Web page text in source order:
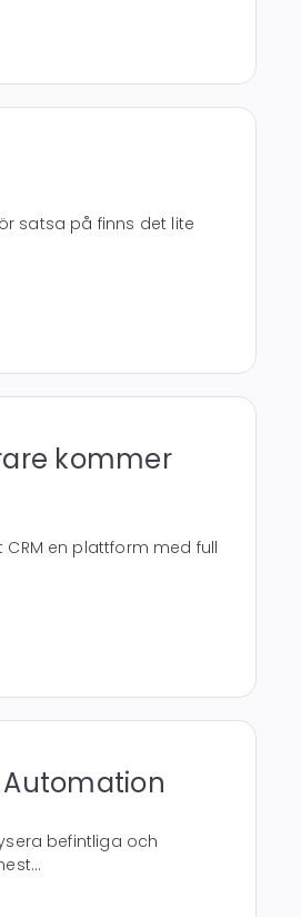
satsa på finns det lite
kommer
en plattform med full
befintliga och